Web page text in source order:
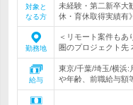
対象と
なる方
未経験・第二新卒大
休・育休取得実績有》
勤務地
＜リモート案件も
圏のプロジェクト先
給与
東京/千葉/埼玉/横浜
や年齢、前職給与額